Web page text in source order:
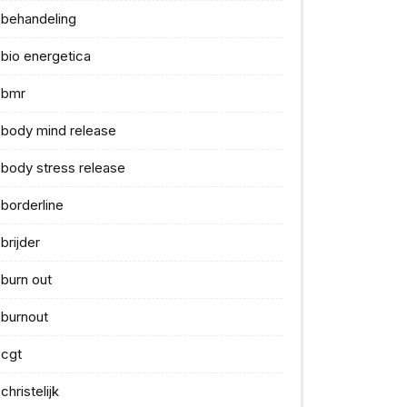
behandeling
bio energetica
bmr
body mind release
body stress release
borderline
brijder
burn out
burnout
cgt
christelijk